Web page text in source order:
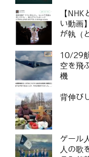
【
い動画
が執（
10/29
空を飛
機
背伸び
ゲール
人の歌